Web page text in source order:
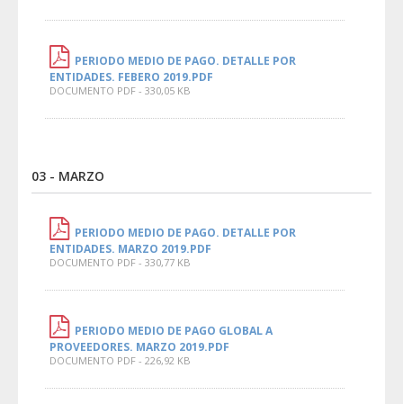
PERIODO MEDIO DE PAGO. DETALLE POR
ENTIDADES. FEBERO 2019.PDF
DOCUMENTO PDF - 330,05 KB
03 - MARZO
PERIODO MEDIO DE PAGO. DETALLE POR
ENTIDADES. MARZO 2019.PDF
DOCUMENTO PDF - 330,77 KB
PERIODO MEDIO DE PAGO GLOBAL A
PROVEEDORES. MARZO 2019.PDF
DOCUMENTO PDF - 226,92 KB